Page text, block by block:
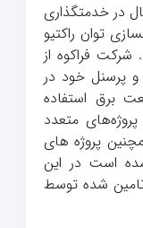
با سابقه‌ای بالغ بر 25 سال در خدمتگذاری
توان راکتیو
فراکوه از
پرسنل خود در
برق استفاده
متعدد
پروژه های
است در این
تامین شده توسط